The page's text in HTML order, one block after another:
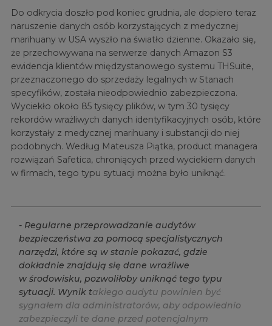
Do odkrycia doszło pod koniec grudnia, ale dopiero teraz
naruszenie danych osób korzystających z medycznej
marihuany w USA wyszło na światło dzienne. Okazało się,
że przechowywana na serwerze danych Amazon S3
ewidencja klientów międzystanowego systemu THSuite,
przeznaczonego do sprzedaży legalnych w Stanach
specyfików, została nieodpowiednio zabezpieczona.
Wyciekło około 85 tysięcy plików, w tym 30 tysięcy
rekordów wrażliwych danych identyfikacyjnych osób, które
korzystały z medycznej marihuany i substancji do niej
podobnych. Według Mateusza Piątka, product managera
rozwiązań Safetica, chroniących przed wyciekiem danych
w firmach, tego typu sytuacji można było uniknąć.
- Regularne przeprowadzanie audytów
bezpieczeństwa za pomocą specjalistycznych
narzędzi, które są w stanie pokazać, gdzie
dokładnie znajdują się dane wrażliwe
w środowisku, pozwoliłoby uniknąć tego typu
sytuacji. Wynik takiego audytu powinien być
sygnałem dla administratorów, aby odpowiednio
zabezpieczyli te dane przed potencjalnym